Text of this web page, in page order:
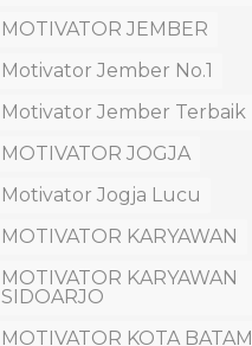
MOTIVATOR JEMBER
Motivator Jember No.1
Motivator Jember Terbaik
MOTIVATOR JOGJA
Motivator Jogja Lucu
MOTIVATOR KARYAWAN
MOTIVATOR KARYAWAN
SIDOARJO
MOTIVATOR KOTA BATAM